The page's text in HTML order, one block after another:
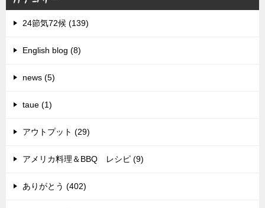
24節気72候 (139)
English blog (8)
news (5)
taue (1)
アウトプット (29)
アメリカ料理＆BBQ レシピ (9)
ありがとう (402)